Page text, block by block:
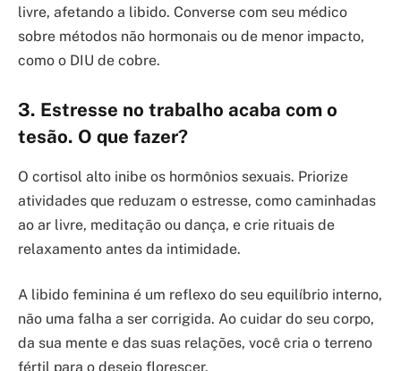
livre, afetando a libido. Converse com seu médico
sobre métodos não hormonais ou de menor impacto,
como o DIU de cobre.
3. Estresse no trabalho acaba com o
tesão. O que fazer?
O cortisol alto inibe os hormônios sexuais. Priorize
atividades que reduzam o estresse, como caminhadas
ao ar livre, meditação ou dança, e crie rituais de
relaxamento antes da intimidade.
A libido feminina é um reflexo do seu equilíbrio interno,
não uma falha a ser corrigida. Ao cuidar do seu corpo,
da sua mente e das suas relações, você cria o terreno
fértil para o desejo florescer.